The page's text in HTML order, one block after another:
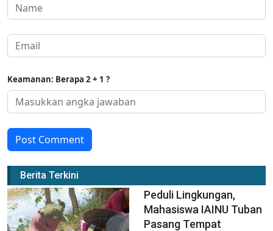
Keamanan: Berapa 2 + 1 ?
Post Comment
Berita Terkini
Peduli Lingkungan,
Mahasiswa IAINU Tuban
Pasang Tempat